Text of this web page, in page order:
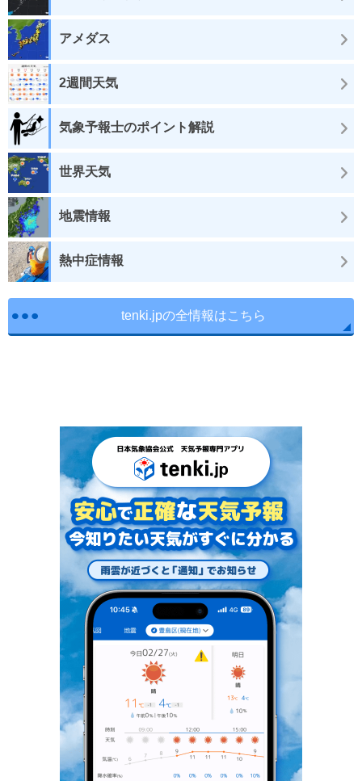
アメダス
2週間天気
気象予報士のポイント解説
世界天気
地震情報
熱中症情報
tenki.jpの全情報はこちら